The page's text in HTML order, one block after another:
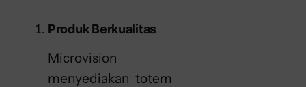
Produk Berkualitas
Microvision
menyediakan totem